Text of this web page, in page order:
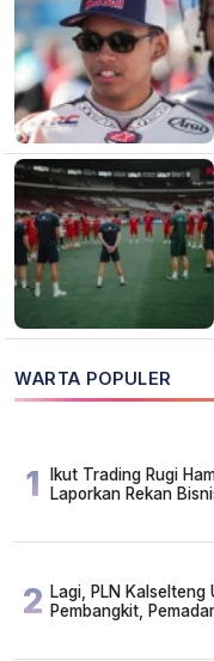
WARTA POPULER
1
Ikut Trading Rugi
Laporkan Rekan
2 Lagi, PLN Kalselteng
Pembangkit,